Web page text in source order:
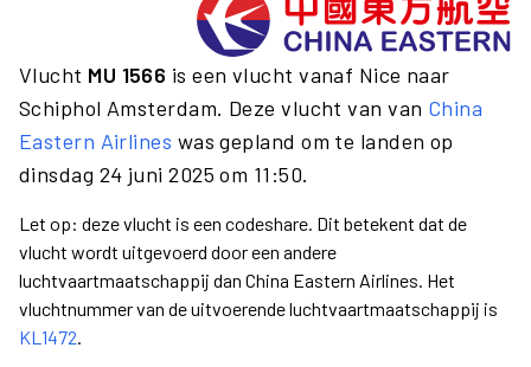
Vlucht MU 1566 is een vlucht vanaf Nice naar
Schiphol Amsterdam. Deze vlucht van van China
Eastern Airlines was gepland om te landen op
dinsdag 24 juni 2025 om 11:50.
Let op: deze vlucht is een codeshare. Dit betekent dat de
vlucht wordt uitgevoerd door een andere
luchtvaartmaatschappij dan China Eastern Airlines. Het
vluchtnummer van de uitvoerende luchtvaartmaatschappij is
KL1472.